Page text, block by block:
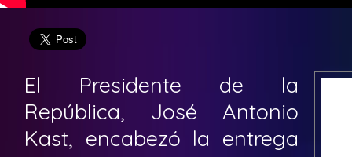
El Presidente de la
República, José Antonio
Kast, encabezó la entrega